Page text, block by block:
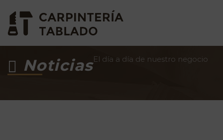
NoticiasEl día a día de nuestro negocio